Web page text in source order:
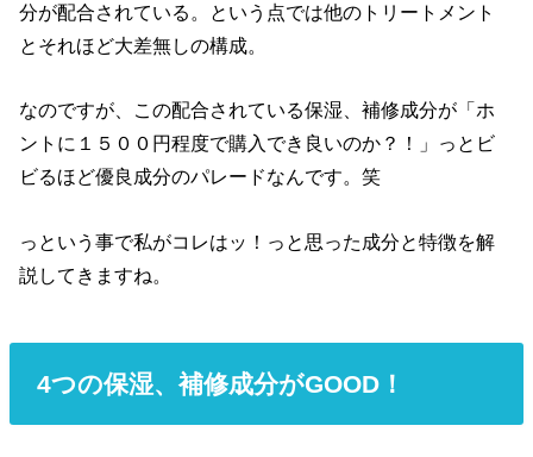
分が配合されている。という点では他のトリートメント
とそれほど大差無しの構成。
なのですが、この配合されている保湿、補修成分が「ホ
ントに１５００円程度で購入でき良いのか？！」っとビ
ビるほど優良成分のパレードなんです。笑
っという事で私がコレはッ！っと思った成分と特徴を解
説してきますね。
4つの保湿、補修成分がGOOD！